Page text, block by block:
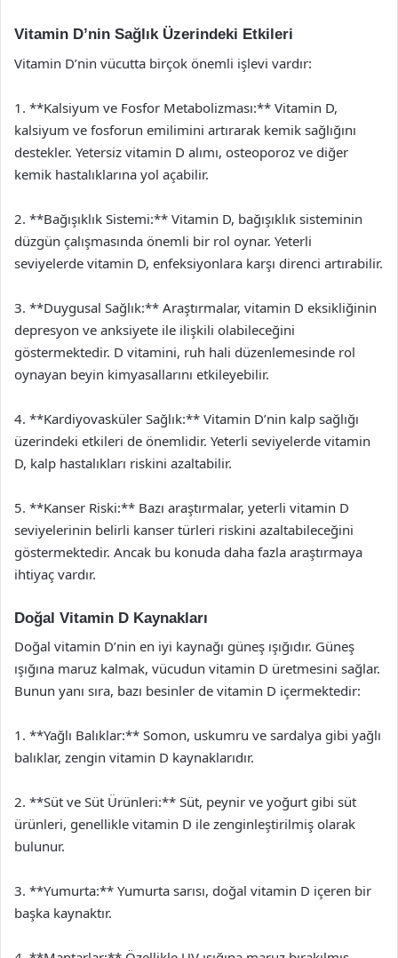
Vitamin D’nin Sağlık Üzerindeki Etkileri
Vitamin D’nin vücutta birçok önemli işlevi vardır:
1. **Kalsiyum ve Fosfor Metabolizması:** Vitamin D,
kalsiyum ve fosforun emilimini artırarak kemik sağlığını
destekler. Yetersiz vitamin D alımı, osteoporoz ve diğer
kemik hastalıklarına yol açabilir.
2. **Bağışıklık Sistemi:** Vitamin D, bağışıklık sisteminin
düzgün çalışmasında önemli bir rol oynar. Yeterli
seviyelerde vitamin D, enfeksiyonlara karşı direnci artırabilir.
3. **Duygusal Sağlık:** Araştırmalar, vitamin D eksikliğinin
depresyon ve anksiyete ile ilişkili olabileceğini
göstermektedir. D vitamini, ruh hali düzenlemesinde rol
oynayan beyin kimyasallarını etkileyebilir.
4. **Kardiyovasküler Sağlık:** Vitamin D’nin kalp sağlığı
üzerindeki etkileri de önemlidir. Yeterli seviyelerde vitamin
D, kalp hastalıkları riskini azaltabilir.
5. **Kanser Riski:** Bazı araştırmalar, yeterli vitamin D
seviyelerinin belirli kanser türleri riskini azaltabileceğini
göstermektedir. Ancak bu konuda daha fazla araştırmaya
ihtiyaç vardır.
Doğal Vitamin D Kaynakları
Doğal vitamin D’nin en iyi kaynağı güneş ışığıdır. Güneş
ışığına maruz kalmak, vücudun vitamin D üretmesini sağlar.
Bunun yanı sıra, bazı besinler de vitamin D içermektedir:
1. **Yağlı Balıklar:** Somon, uskumru ve sardalya gibi yağlı
balıklar, zengin vitamin D kaynaklarıdır.
2. **Süt ve Süt Ürünleri:** Süt, peynir ve yoğurt gibi süt
ürünleri, genellikle vitamin D ile zenginleştirilmiş olarak
bulunur.
3. **Yumurta:** Yumurta sarısı, doğal vitamin D içeren bir
başka kaynaktır.